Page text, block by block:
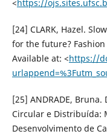
<https://
[24] CLARK, Hazel.
for the future? Fashion
Available at: <https://
[25] ANDRADE,
Circular e Distribuída:
Desenvolvimento de